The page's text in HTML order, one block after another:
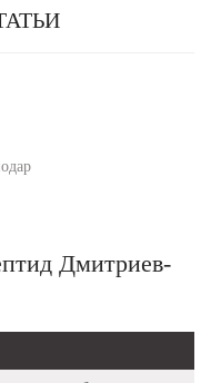
Дмитриев-